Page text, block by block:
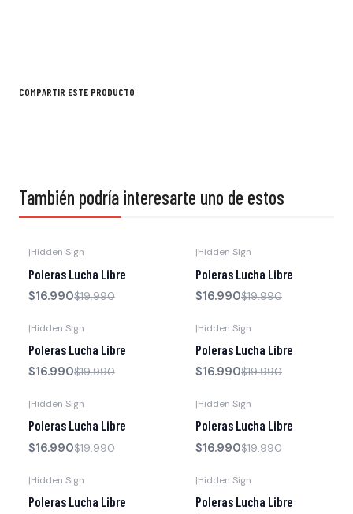
COMPARTIR ESTE PRODUCTO
También podría interesarte uno de estos
|Hidden Sign
Poleras Lucha Libre
$16.990$19.990
|Hidden Sign
Poleras Lucha Libre
$16.990$19.990
|Hidden Sign
Poleras Lucha Libre
$16.990$19.990
|Hidden Sign
Poleras Lucha Libre
$16.990$19.990
|Hidden Sign
Poleras Lucha Libre
$16.990$19.990
|Hidden Sign
Poleras Lucha Libre
$16.990$19.990
|Hidden Sign
Poleras Lucha Libre
|Hidden Sign
Poleras Lucha Libre